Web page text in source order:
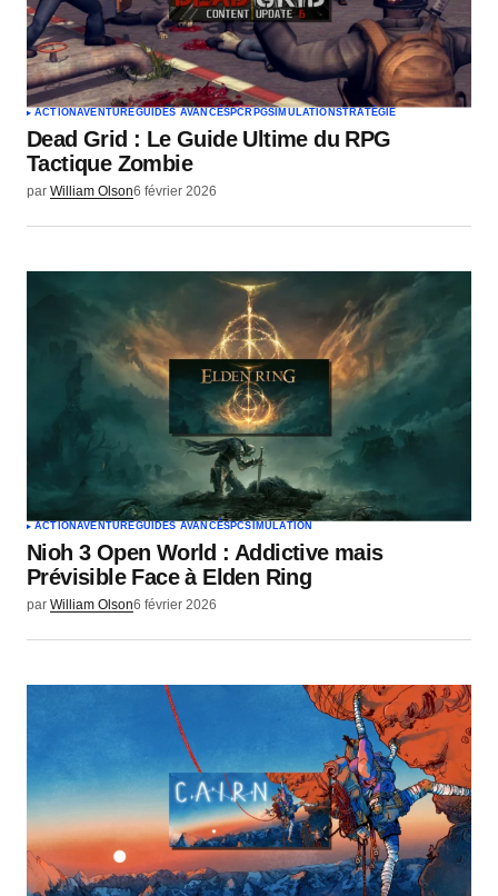
ACTIONAVENTUREGUIDES AVANCÉS PC RPGSIMULATION STRATÉGIE
Dead Grid : Le Guide Ultime du RPG
Tactique Zombie
par William Olson6 février 2026
ACTIONAVENTUREGUIDES AVANCÉS PCSIMULATION
Nioh 3 Open World : Addictive mais
Prévisible Face à Elden Ring
par William Olson6 février 2026